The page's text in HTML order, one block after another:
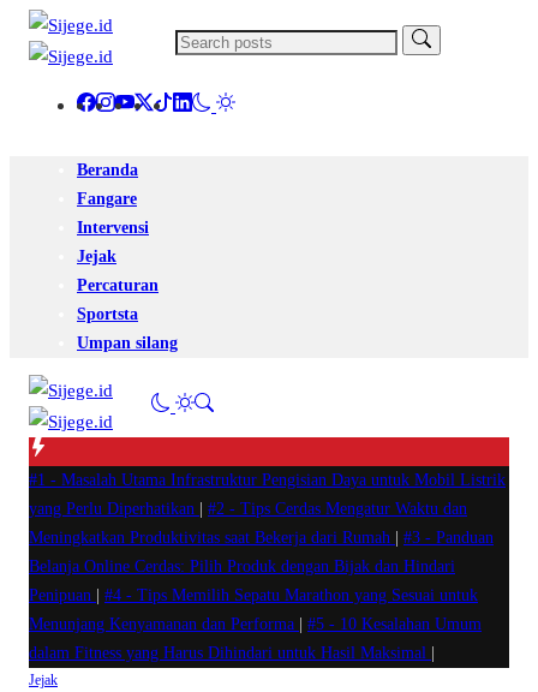
Beranda
Fangare
Intervensi
Jejak
Percaturan
Sportsta
Umpan silang
#1 - Masalah Utama Infrastruktur Pengisian Daya untuk Mobil Listrik
yang Perlu Diperhatikan
#2 - Tips Cerdas Mengatur Waktu dan
Meningkatkan Produktivitas saat Bekerja dari Rumah
#3 - Panduan
Belanja Online Cerdas: Pilih Produk dengan Bijak dan Hindari
Penipuan
#4 - Tips Memilih Sepatu Marathon yang Sesuai untuk
Menunjang Kenyamanan dan Performa
#5 - 10 Kesalahan Umum
dalam Fitness yang Harus Dihindari untuk Hasil Maksimal
Jejak